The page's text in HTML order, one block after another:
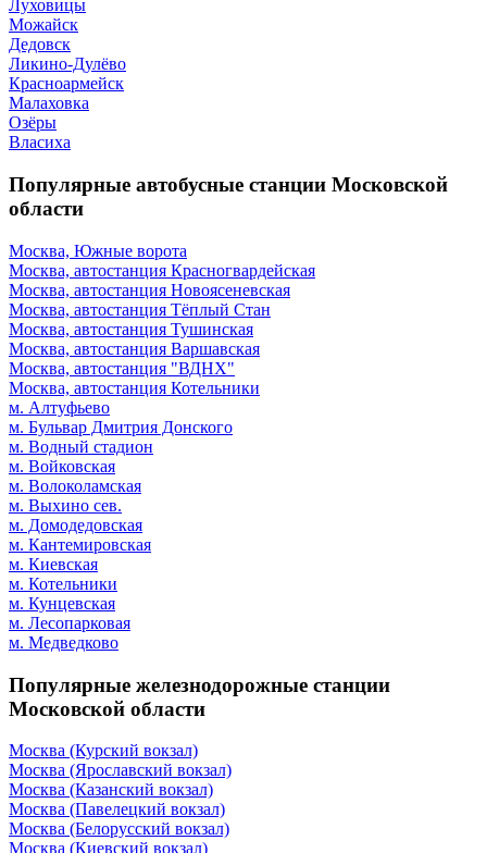
Луховицы
Можайск
Дедовск
Ликино-Дулёво
Красноармейск
Малаховка
Озёры
Власиха
Популярные автобусные станции Московской
области
Москва, Южные ворота
Москва, автостанция Красногвардейская
Москва, автостанция Новоясеневская
Москва, автостанция Тёплый Стан
Москва, автостанция Тушинская
Москва, автостанция Варшавская
Москва, автостанция "ВДНХ"
Москва, автостанция Котельники
м. Алтуфьево
м. Бульвар Дмитрия Донского
м. Водный стадион
м. Войковская
м. Волоколамская
м. Выхино сев.
м. Домодедовская
м. Кантемировская
м. Киевская
м. Котельники
м. Кунцевская
м. Лесопарковая
м. Медведково
Популярные железнодорожные станции
Московской области
Москва (Курский вокзал)
Москва (Ярославский вокзал)
Москва (Казанский вокзал)
Москва (Павелецкий вокзал)
Москва (Белорусский вокзал)
Москва (Киевский вокзал)